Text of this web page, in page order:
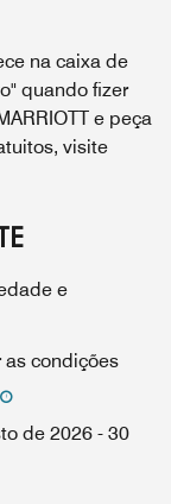
na caixa de
quando fizer
e peça
visite
e
as condições
de 2026 - 30